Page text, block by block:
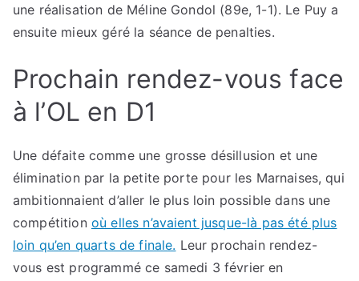
une réalisation de Méline Gondol (89e, 1-1). Le Puy a
ensuite mieux géré la séance de penalties.
Prochain rendez-vous face
à l’OL en D1
Une défaite comme une grosse désillusion et une
élimination par la petite porte pour les Marnaises, qui
ambitionnaient d’aller le plus loin possible dans une
compétition où elles n’avaient jusque-là pas été plus
loin qu’en quarts de finale. Leur prochain rendez-
vous est programmé ce samedi 3 février en